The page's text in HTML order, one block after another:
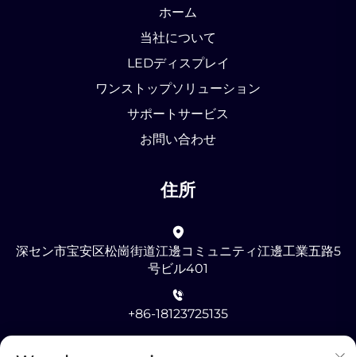
ホーム
当社について
LEDディスプレイ
ワンストップソリューション
サポートサービス
お問い合わせ
住所
深セン市宝安区松崗街道江邊コミュニティ江邊工業五路5
号ビル401
+86-18123725135